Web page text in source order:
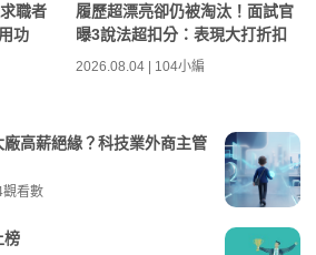
職者
功
履歷超漂亮卻仍被淘汰！面試官
曝3說法超扣分：表現大打折扣
2026.08.04 | 104小編
高薪絕緣？科技業外商主管
看數
榜